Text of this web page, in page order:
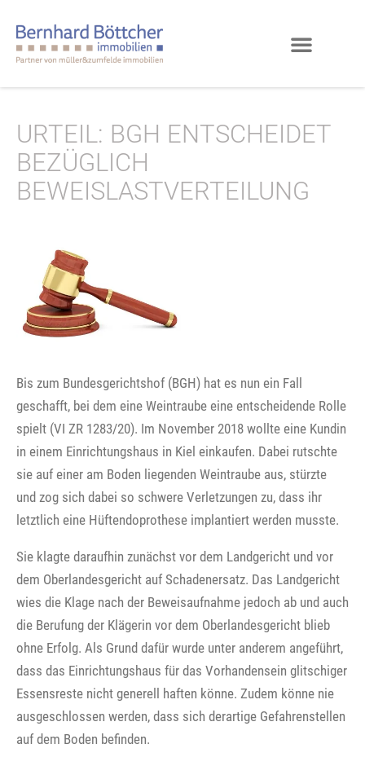
URTEIL: BGH ENTSCHEIDET
BEZÜGLICH
BEWEISLASTVERTEILUNG
Bis zum Bundesgerichtshof (BGH) hat es nun ein Fall
geschafft, bei dem eine Weintraube eine entscheidende Rolle
spielt (VI ZR 1283/20). Im November 2018 wollte eine Kundin
in einem Einrichtungshaus in Kiel einkaufen. Dabei rutschte
sie auf einer am Boden liegenden Weintraube aus, stürzte
und zog sich dabei so schwere Verletzungen zu, dass ihr
letztlich eine Hüftendoprothese implantiert werden musste.
Sie klagte daraufhin zunächst vor dem Landgericht und vor
dem Oberlandesgericht auf Schadenersatz. Das Landgericht
wies die Klage nach der Beweisaufnahme jedoch ab und auch
die Berufung der Klägerin vor dem Oberlandesgericht blieb
ohne Erfolg. Als Grund dafür wurde unter anderem angeführt,
dass das Einrichtungshaus für das Vorhandensein glitschiger
Essensreste nicht generell haften könne. Zudem könne nie
ausgeschlossen werden, dass sich derartige Gefahrenstellen
auf dem Boden befinden.